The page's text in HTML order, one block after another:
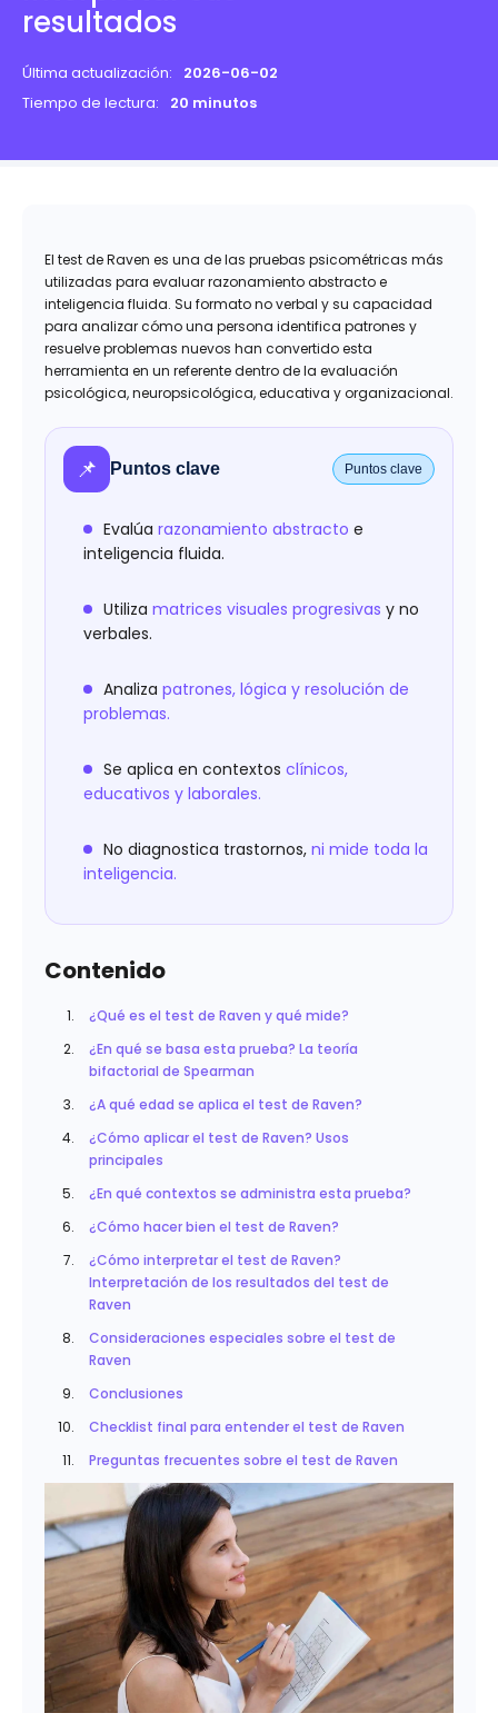
resultados
Última actualización:
2026-06-02
Tiempo de lectura:
20 minutos
El test de Raven es una de las pruebas psicométricas más
utilizadas para evaluar razonamiento abstracto e
inteligencia fluida. Su formato no verbal y su capacidad
para analizar cómo una persona identifica patrones y
resuelve problemas nuevos han convertido esta
herramienta en un referente dentro de la evaluación
psicológica, neuropsicológica, educativa y organizacional.
📌 Puntos clave Puntos clave
Evalúa razonamiento abstracto e
inteligencia fluida.
Utiliza matrices visuales progresivas y no
verbales.
Analiza patrones, lógica y resolución de
problemas.
Se aplica en contextos clínicos,
educativos y laborales.
No diagnostica trastornos, ni mide toda la
inteligencia.
Contenido
¿Qué es el test de Raven y qué mide?
¿En qué se basa esta prueba? La teoría
bifactorial de Spearman
¿A qué edad se aplica el test de Raven?
¿Cómo aplicar el test de Raven? Usos
principales
¿En qué contextos se administra esta prueba?
¿Cómo hacer bien el test de Raven?
¿Cómo interpretar el test de Raven?
Interpretación de los resultados del test de
Raven
Consideraciones especiales sobre el test de
Raven
Conclusiones
Checklist final para entender el test de Raven
Preguntas frecuentes sobre el test de Raven